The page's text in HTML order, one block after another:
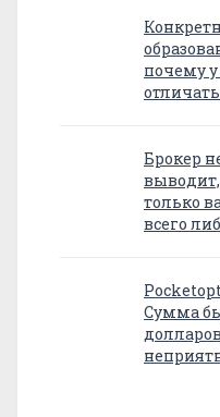
почему
Брокер
выводит,
только
всего
Сумма